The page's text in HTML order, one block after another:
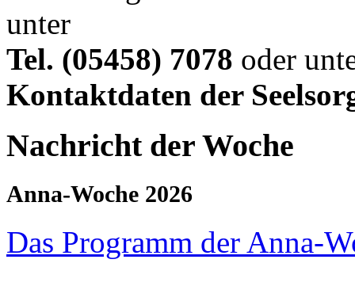
unter
Tel. (05458) 7078 oder
Kontaktdaten der
Nachricht der Woche
Anna-Woche 2026
Das Programm der Anna-